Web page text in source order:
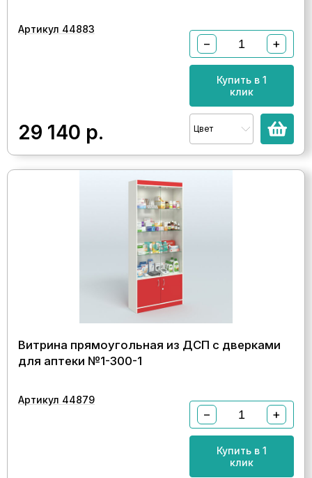
Артикул 44883
29 140 р.
− +
Купить в 1
клик
Цвет
Витрина прямоугольная из ДСП с дверками
для аптеки №1-300-1
Артикул 44879
− +
Купить в 1
клик